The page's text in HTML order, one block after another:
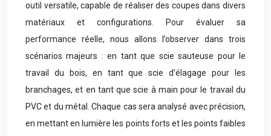
outil versatile, capable de réaliser des coupes dans divers
matériaux et configurations. Pour évaluer sa
performance réelle, nous allons l’observer dans trois
scénarios majeurs : en tant que scie sauteuse pour le
travail du bois, en tant que scie d’élagage pour les
branchages, et en tant que scie à main pour le travail du
PVC et du métal. Chaque cas sera analysé avec précision,
en mettant en lumière les points forts et les points faibles